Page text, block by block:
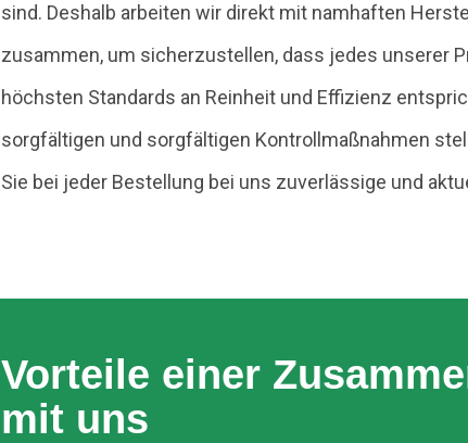
sind. Deshalb arbeiten wir direkt mit namhaften
zusammen, um sicherzustellen, dass jedes unserer
höchsten Standards an Reinheit und Effizienz
sorgfältigen und sorgfältigen Kontrollmaßnahmen
Sie bei jeder Bestellung bei uns zuverlässige und
Vorteile einer
mit uns